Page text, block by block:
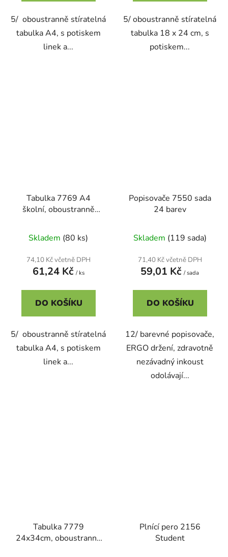
5/ oboustranně stíratelná
tabulka A4, s potiskem
linek a...
5/ oboustranně stíratelná
tabulka 18 x 24 cm, s
potiskem...
Tabulka 7769 A4
školní, oboustranně
Skladem (80 ks)
74,10 Kč včetně DPH
61,24 Kč / ks
DO KOŠÍKU
5/ oboustranně stíratelná
tabulka A4, s potiskem
linek a...
Popisovače 7550 sada
24 barev
Skladem (119 sada)
71,40 Kč včetně DPH
59,01 Kč / sada
DO KOŠÍKU
12/ barevné popisovače,
ERGO držení, zdravotně
nezávadný inkoust
odolávají...
Tabulka 7779
24x34cm, oboustranně
Plnící pero 2156
Student